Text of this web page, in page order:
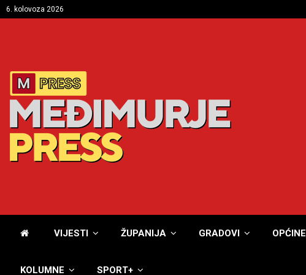
6. kolovoza 2026
VIJESTI ŽUPANIJA GRADOVI OPĆINE
KOLUMNE SPORT+